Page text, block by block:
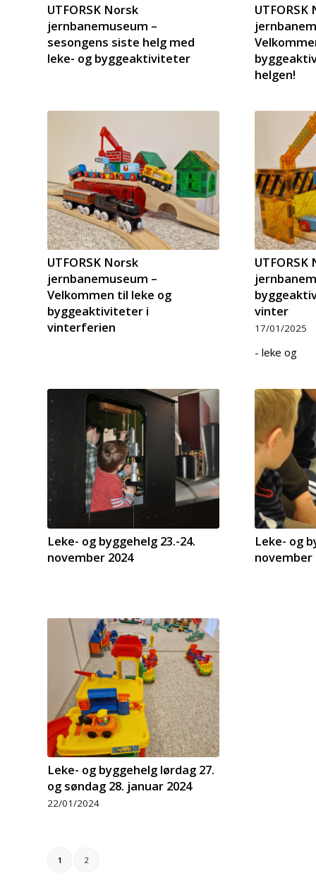
UTFORSK Norsk
jernbanemuseum –
sesongens siste helg med
leke- og byggeaktiviteter
UTFORSK
helgen!
UTFORSK Norsk
jernbanemuseum –
Velkommen til leke og
byggeaktiviteter i
vinterferien
UTFORSK
vinter
17/01/2025
- leke og
Leke- og byggehelg 23.-24.
november 2024
Leke- og
november
Leke- og byggehelg lørdag 27.
og søndag 28. januar 2024
22/01/2024
1 2